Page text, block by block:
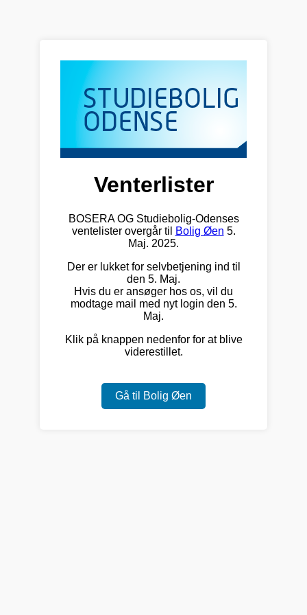
Venterlister
BOSERA OG Studiebolig-Odenses
ventelister overgår til
Bolig Øen 5.
Maj. 2025.
Der er lukket for selvbetjening ind til
den 5. Maj.
Hvis du er ansøger hos os, vil du
modtage mail med nyt login den 5.
Maj.
Klik på knappen nedenfor for at blive
viderestillet.
Gå til Bolig Øen